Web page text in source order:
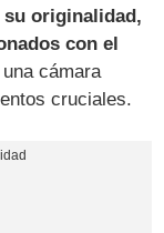
originalidad,
con el
cámara
cruciales.